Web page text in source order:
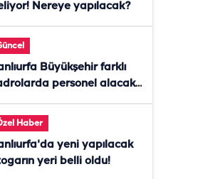
Nereye yapılacak?
Büyükşehir farklı
personel alacak!
Haber
yeni yapılacak
yeri belli oldu!